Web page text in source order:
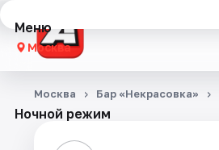
Меню
Москва
Концерты
Ночной режим
Москва Бар «Некрасовка»